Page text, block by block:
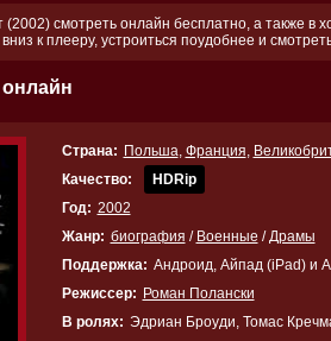
смотреть онлайн бесплатно, а также в
к плееру, устроиться поудобнее и
онлайн
Страна: Польша, Франция,
Качество:
HDRip
Год: 2002
Жанр: биография / Военные /Драмы
Поддержка: Андроид, Айпад (iPad) и
Режиссер: Роман Полански
В ролях: Эдриан Броуди, Томас